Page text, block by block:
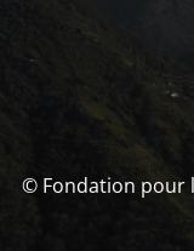
© Fondation pour